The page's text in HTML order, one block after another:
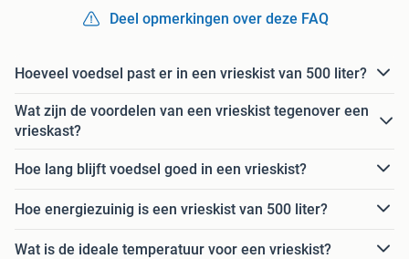
Deel opmerkingen over deze FAQ
Hoeveel voedsel past er in een vrieskist van 500 liter?
Wat zijn de voordelen van een vrieskist tegenover een
vrieskast?
Hoe lang blijft voedsel goed in een vrieskist?
Hoe energiezuinig is een vrieskist van 500 liter?
Wat is de ideale temperatuur voor een vrieskist?